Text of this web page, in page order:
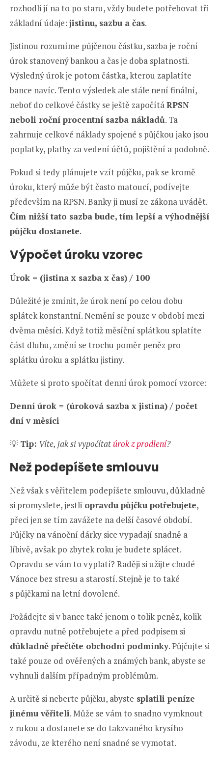
rozhodli jí na to po staru, vždy budete potřebovat tři
základní údaje: jistinu, sazbu a čas.
Jistinou rozumíme půjčenou částku, sazba je roční
úrok stanovený bankou a čas je doba splatnosti.
Výsledný úrok je potom částka, kterou zaplatíte
bance navíc. Tento výsledek ale stále není finální,
neboť do celkové částky se ještě započítáRPSN
neboli roční procentní sazba nákladů. Ta
zahrnuje celkové náklady spojené s půjčkou jako jsou
poplatky, platby za vedení účtů, pojištění a podobně.
Pokud si tedy plánujete vzít půjčku, pak se kromě
úroku, který může být často matoucí, podívejte
především na RPSN. Banky ji musí ze zákona uvádět.
Čím nižší tato sazba bude, tím lepší a výhodnější
půjčku dostanete.
Výpočet úroku vzorec
Úrok = (jistina x sazba x čas) / 100
Důležité je zmínit, že úrok není po celou dobu
splátek konstantní. Nemění se pouze v období mezi
dvěma měsíci. Když totiž měsíční splátkou splatíte
část dluhu, změní se trochu poměr peněz pro
splátku úroku a splátku jistiny.
Můžete si proto spočítat denní úrok pomocí vzorce:
Denní úrok = (úroková sazba x jistina) / počet
dní v měsíci
💡 Tip: Víte, jak si vypočítat úrok z prodlení?
Než podepíšete smlouvu
Než však s věřitelem podepíšete smlouvu, důkladně
si promyslete, jestli opravdu půjčku potřebujete,
přeci jen se tím zavážete na delší časové období.
Půjčky na vánoční dárky sice vypadají snadně a
líbivě, avšak po zbytek roku je budete splácet.
Opravdu se vám to vyplatí? Raději si užijte chudé
Vánoce bez stresu a starostí. Stejně je to také
s půjčkami na letní dovolené.
Požádejte si v bance také jenom o tolik peněz, kolik
opravdu nutně potřebujete a před podpisem si
důkladně přečtěte obchodní podmínky. Půjčujte si
také pouze od ověřených a známých bank, abyste se
vyhnuli dalším případným problémům.
A určitě si neberte půjčku, abyste splatili peníze
jinému věřiteli. Může se vám to snadno vymknout
z rukou a dostanete se do takzvaného krysího
závodu, ze kterého není snadné se vymotat.